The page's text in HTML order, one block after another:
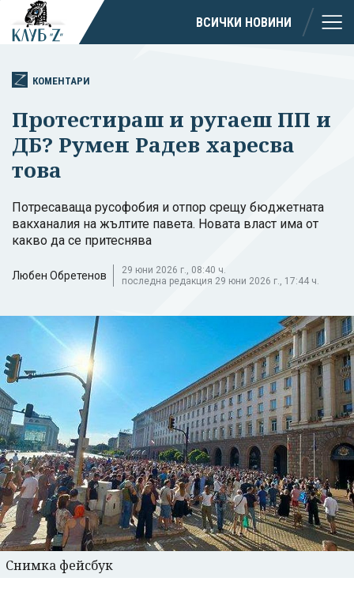
ВСИЧКИ НОВИНИ
КОМЕНТАРИ
Протестираш и ругаеш ПП и
ДБ? Румен Радев харесва
това
Потресаваща русофобия и отпор срещу бюджетната
вакханалия на жълтите павета. Новата власт има от
какво да се притеснява
Любен Обретенов
29 юни 2026 г., 08:40 ч.
последна редакция 29 юни 2026 г., 17:44 ч.
Снимка фейсбук